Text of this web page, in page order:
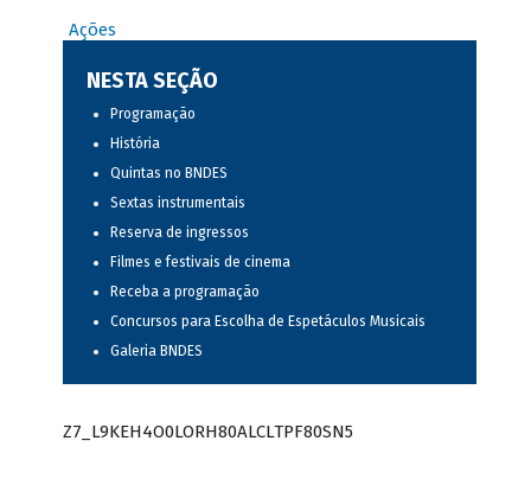
Ações
NESTA SEÇÃO
Programação
História
Quintas no BNDES
Sextas instrumentais
Reserva de ingressos
Filmes e festivais de cinema
Receba a programação
Concursos para Escolha de Espetáculos Musicais
Galeria BNDES
Z7_L9KEH4O0LORH80ALCLTPF80SN5